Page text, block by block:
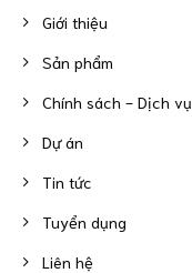
Giới thiệu
Sản phẩm
Chính sách - Dịch vụ
Dự án
Tin tức
Tuyển dụng
Liên hệ